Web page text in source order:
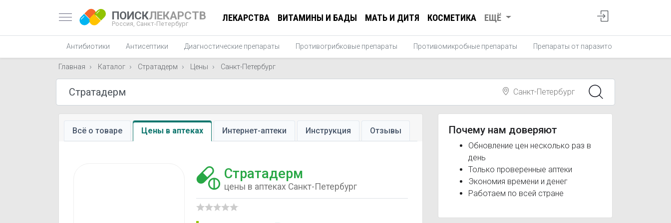
ПОИСКЛЕКАРСТВ
Россия, Санкт-Петербург
ЛЕКАРСТВА ВИТАМИНЫ И БАДЫ МАТЬ И ДИТЯ КОСМЕТИКА ЕЩЁ
Антибиотики Антисептики Диагностические препараты Противогрибковые препараты Противомикробные препараты Препараты от паразитов
Главная Каталог Стратадерм Цены Санкт-Петербург
Санкт-Петербург
Всё о товаре Цены в аптеках Интернет-аптеки Инструкция Отзывы
Стратадерм
цены в аптеках Санкт-Петербург
Почему нам доверяют
Обновление цен несколько раз в
день
Только проверенные аптеки
Экономия времени и денег
Работаем по всей стране